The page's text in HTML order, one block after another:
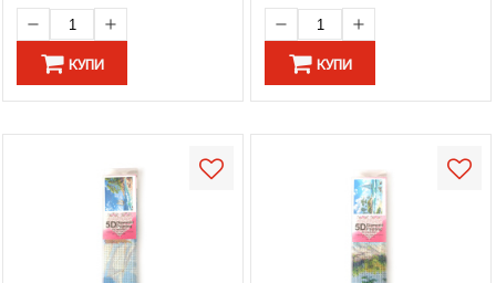
КУПИ КУПИ